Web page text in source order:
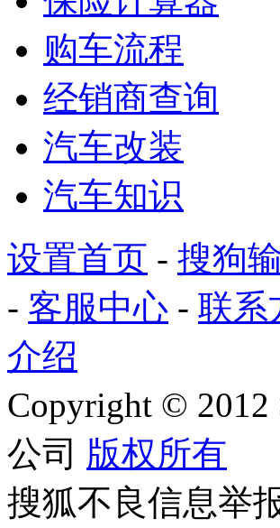
购车流程
经销商查询
汽车改装
汽车知识
设置首页 - 搜狗
- 客服中心 - 联系
介绍
Copyright © 2012
公司 版权所有
搜狐不良信息举